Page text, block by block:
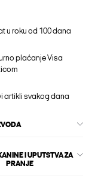
u roku od 100 dana
plaćanje Visa
artikli svakog dana
I UPUTSTVA ZA
PRANJE